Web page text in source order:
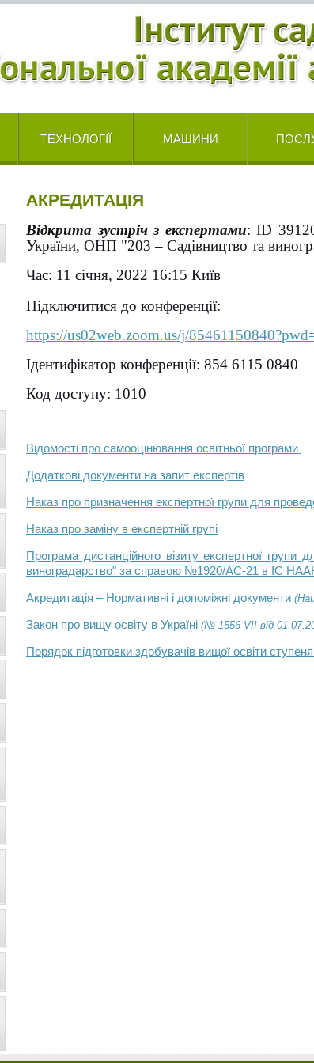
ТЕХНОЛОГІЇ МАШИНИ
АКРЕДИТАЦІЯ
Відкрита зустріч з експертами: ID
України, ОНП "203 – Садівництво та
Час: 11 січня, 2022 16:15 Київ
Підключитися до конференції:
https://us02web.zoom.us/j/
Ідентифікатор конференції: 854 6115 0840
Код доступу: 1010
Відомості про самооцінювання освітньої програми
Додаткові документи на запит експертів
Наказ про призначення експертної групи для
Наказ про заміну в експертній групі
Програма дистанційного візиту експертної
виноградарство" за справою №1920/АС-21 в ІС
Акредитація – Нормативні і допоміжні документи
Закон про вищу освіту в Україні (№ 1556-VII від
Порядок підготовки здобувачів вищої освіти